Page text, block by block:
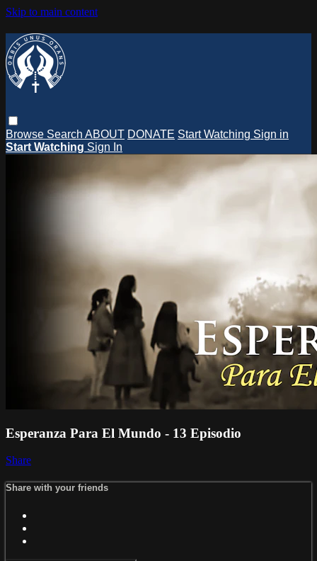
Skip to main content
Browse Search ABOUT DONATE Start Watching Sign in
Start Watching Sign In
Esperanza Para El Mundo - 13 Episodio
Share
Share with your friends